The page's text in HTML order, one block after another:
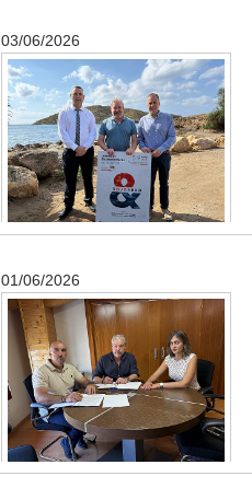
03/06/2026
01/06/2026